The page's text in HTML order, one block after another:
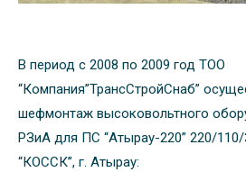
В период с 2008 по 2009 год ТОО
“Компания”ТрансСтройСнаб”
шефмонтаж высоковольтного
РЗиА для ПС “Атырау-220” 220/
“КОССК”, г. Атырау: